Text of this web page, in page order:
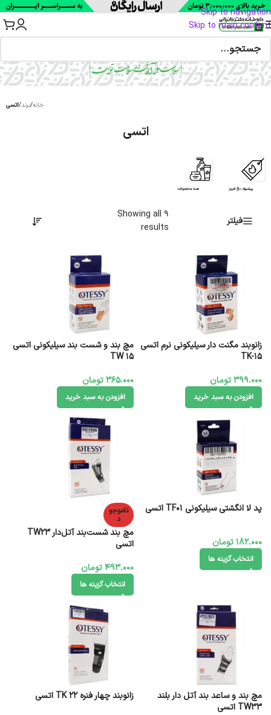
Skip to navigation
Skip to main content
اتسی
خانه/برند/اتسی
پیشنهاد داغ امروز همه محصولات
فیلتر
Showing all 9
results
زانوبند مگنت دار سیلیکونی نرم اتسی
TK-15
399.000تومان
افزودن به سبد خرید
مچ بند و شست بند سیلیکونی اتسی
TW 15
365.000تومان
افزودن به سبد خرید
پد لا انگشتی سیلیکونی TF01 اتسی
182.000تومان
انتخاب گزینه ها
ناموجو
د
مچ بند شست‌بند آتل‌دار TW23
اتسی
493.000تومان
انتخاب گزینه ها
مچ بند و ساعد بند آتل دار بلند
TW33 اتسی
زانوبند چهار فنره TK 22 اتسی